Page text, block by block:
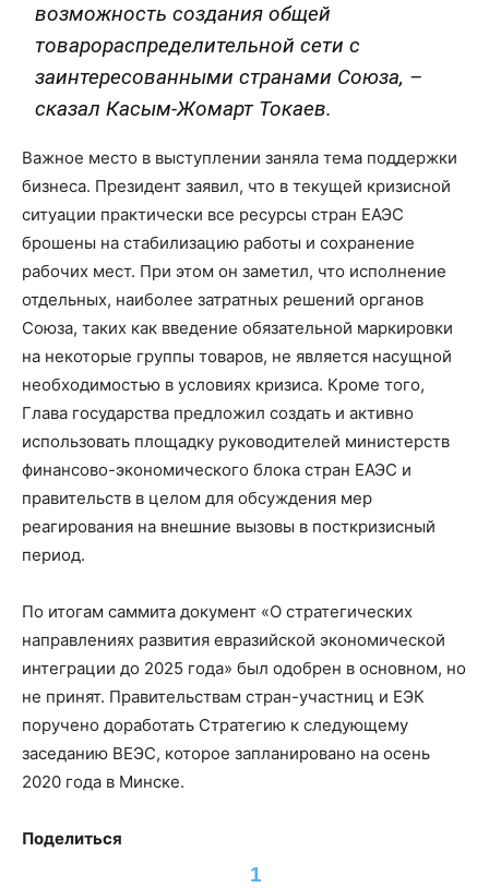
возможность создания общей
товарораспределительной сети с
заинтересованными странами Союза, –
сказал Касым-Жомарт Токаев.
Важное место в выступлении заняла тема поддержки
бизнеса. Президент заявил, что в текущей кризисной
ситуации практически все ресурсы стран ЕАЭС
брошены на стабилизацию работы и сохранение
рабочих мест. При этом он заметил, что исполнение
отдельных, наиболее затратных решений органов
Союза, таких как введение обязательной маркировки
на некоторые группы товаров, не является насущной
необходимостью в условиях кризиса. Кроме того,
Глава государства предложил создать и активно
использовать площадку руководителей министерств
финансово-экономического блока стран ЕАЭС и
правительств в целом для обсуждения мер
реагирования на внешние вызовы в посткризисный
период.
По итогам саммита документ «О стратегических
направлениях развития евразийской экономической
интеграции до 2025 года» был одобрен в основном, но
не принят. Правительствам стран-участниц и ЕЭК
поручено доработать Стратегию к следующему
заседанию ВЕЭС, которое запланировано на осень
2020 года в Минске.
Поделиться
1